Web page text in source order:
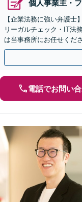
個人事業主・
【企業法務に強い弁護士
リーガルチェック・IT法
は当事務所にお任せくだ
応】
電話でお問い